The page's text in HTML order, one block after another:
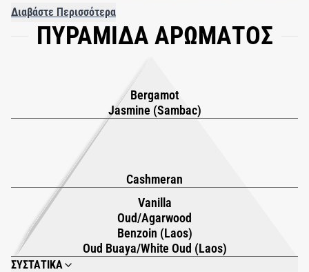
ξεκινά με μια αναζωογονητική έκρηξη ιταλικού περγαμόντου
και την απαλή αγκαλιά του γιασεμιού sambac, θέτοντας τα
μια αίσθηση μεγαλοπρέπειας που θυμίζει την παραδοσιακή
αραβική αρωματοποιία. Η εμπειρία κορυφώνεται σε μια ζεστή
και απολαυστική βάση από πλούσια βανίλια σε συνδυασμό με
λαοτινό buaya, oud από το Μπανγκλαντές και oud Assam,
δημιουργώντας ένα μεθυστικό μείγμα που παραμένει στην
επιδερμίδα και αφήνει μια αξέχαστη εντύπωση.
Διαβάστε Περισσότερα
ΠΥΡΑΜΙΔΑ ΑΡΩΜΑΤΟΣ
Bergamot
Jasmine (Sambac)
Cashmeran
Vanilla
Oud/Agarwood
Benzoin (Laos)
Oud Buaya/White Oud (Laos)
ΣΥΣΤΑΤΙΚΑ